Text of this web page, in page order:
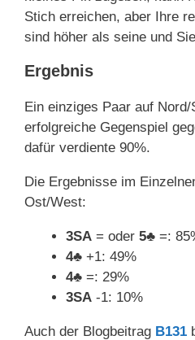
Stich erreichen, aber Ihre
sind höher als seine und
Ergebnis
Ein einziges Paar auf Nord/
erfolgreiche Gegenspiel
dafür verdiente 90%.
Die Ergebnisse im
Ost/West:
3SA = oder 5♣ =:
4♣ +1: 49%
4♣ =: 29%
3SA -1: 10%
Auch der Blogbeitrag B131